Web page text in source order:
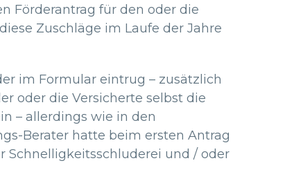
Förderantrag für den oder die
Zuschläge im Laufe der Jahre
im Formular eintrug – zusätzlich
oder die Versicherte selbst die
– allerdings wie in den
Berater hatte beim ersten Antrag
Schnelligkeitsschluderei und / oder